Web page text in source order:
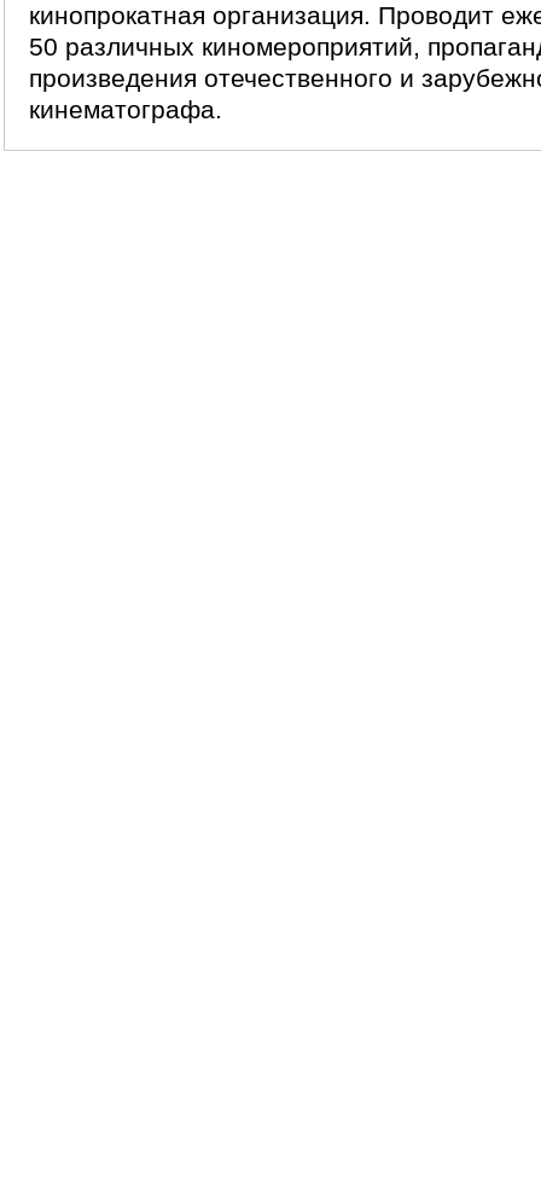
кинопрокатная организация. Проводит
50 различных киномероприятий,
произведения отечественного и
кинематографа.